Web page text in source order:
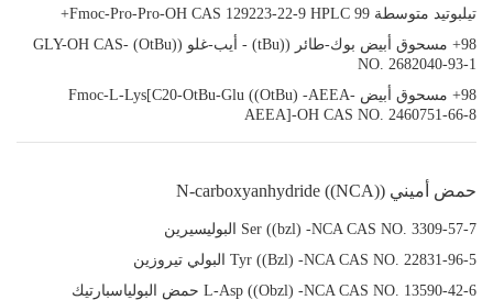
تيلبوتيد متوسطة Fmoc-Pro-Pro-OH CAS 129223-22-9 HPLC 99+
98+ مسحوق أبيض بوك-طائر ((tBu) - أيب-غلو ((OtBu) -GLY-OH CAS
NO. 2682040-93-1
98+ مسحوق أبيض Fmoc-L-Lys[C20-OtBu-Glu ((OtBu) -AEEA-
AEEA]-OH CAS NO. 2460751-66-8
حمض أميني N-carboxyanhydride ((NCA))
Ser ((bzl) -NCA CAS NO. 3309-57-7 البوليسيرين
Tyr ((Bzl) -NCA CAS NO. 22831-96-5 البولي تيروزين
L-Asp ((Obzl) -NCA CAS NO. 13590-42-6 حمض البولياسبارتيك